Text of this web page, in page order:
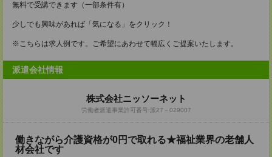
無料で受講できます（一部条件有）
少しでも興味があれば「気になる」をクリック！
※こちらは求人例です。ご希望にあわせて幅広くご提案いたします。
派遣会社情報
株式会社ニッソーネット
労働者派遣事業許可番号:派27－029007
働きながら介護資格が0円で取れる★福祉業界の老舗人
材会社です